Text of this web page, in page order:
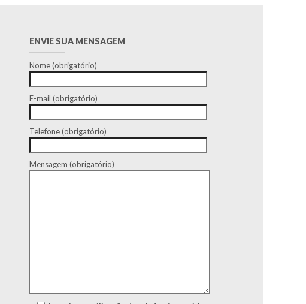
ENVIE SUA MENSAGEM
Nome (obrigatório)
E-mail (obrigatório)
Telefone (obrigatório)
Mensagem (obrigatório)